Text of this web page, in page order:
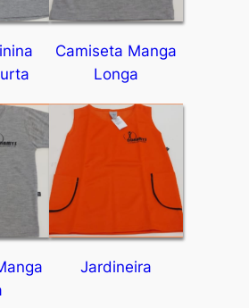
Camiseta Manga
Longa
Jardineira